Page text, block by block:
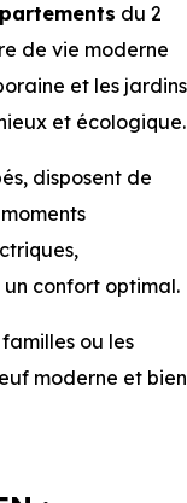
du 2
de vie moderne
et les jardins
et écologique.
disposent de
confort optimal.
ou les
moderne et bien